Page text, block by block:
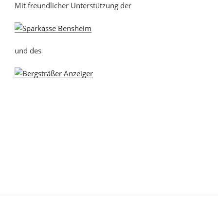
Mit freundlicher Unterstützung der
und des